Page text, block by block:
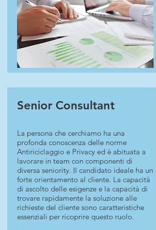
Senior Consultant
La persona che cerchiamo ha una
profonda conoscenza delle norme
Antiriciclaggio e Privacy ed è abituata a
lavorare in team con componenti di
diversa seniority. Il candidato ideale ha un
forte orientamento al cliente. La capacità
di ascolto delle esigenze e la capacità di
trovare rapidamente la soluzione alle
richieste del cliente sono caratteristiche
essenziali per ricoprire questo ruolo.